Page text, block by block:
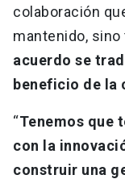
colaboración
mantenido, sino
acuerdo se
beneficio de la
“Tenemos que
con la
construir una